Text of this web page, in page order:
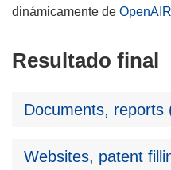
dinámicamente de
Resultado final
Documents, reports
Websites, patent